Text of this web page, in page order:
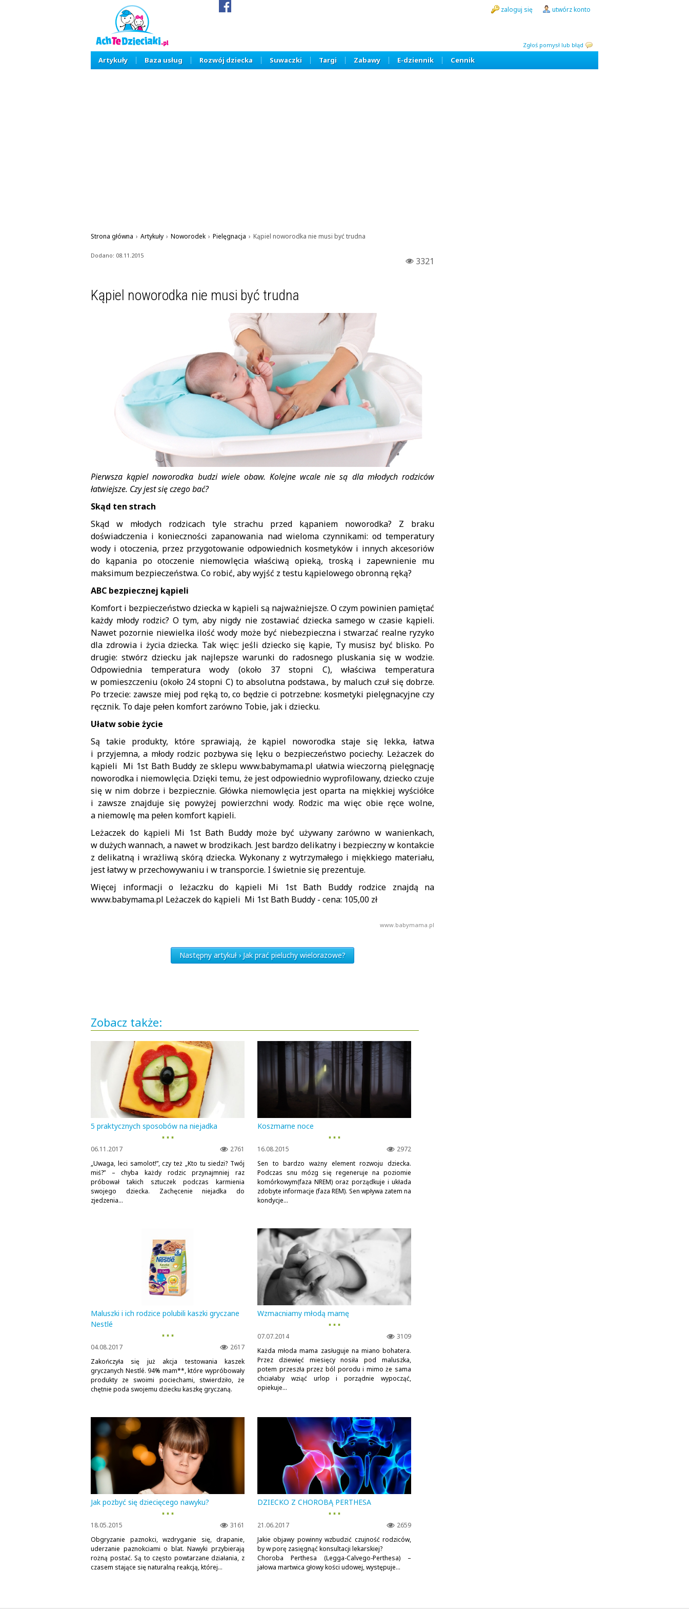
Zgłoś pomysł lub błąd
zaloguj się utwórz konto
Artykuły Baza usług Rozwój dziecka Suwaczki Targi Zabawy E-dziennik Cennik
Strona główna › Artykuły › Noworodek › Pielęgnacja › Kąpiel noworodka nie musi być trudna
3321
Dodano: 08.11.2015
Kąpiel noworodka nie musi być trudna
Pierwsza kąpiel noworodka budzi wiele obaw. Kolejne wcale nie są dla młodych rodziców
łatwiejsze. Czy jest się czego bać?
Skąd ten strach
Skąd w młodych rodzicach tyle strachu przed kąpaniem noworodka? Z braku
doświadczenia i konieczności zapanowania nad wieloma czynnikami: od temperatury
wody i otoczenia, przez przygotowanie odpowiednich kosmetyków i innych akcesoriów
do kąpania po otoczenie niemowlęcia właściwą opieką, troską i zapewnienie mu
maksimum bezpieczeństwa. Co robić, aby wyjść z testu kąpielowego obronną ręką?
ABC bezpiecznej kąpieli
Komfort i bezpieczeństwo dziecka w kąpieli są najważniejsze. O czym powinien pamiętać
każdy młody rodzic? O tym, aby nigdy nie zostawiać dziecka samego w czasie kąpieli.
Nawet pozornie niewielka ilość wody może być niebezpieczna i stwarzać realne ryzyko
dla zdrowia i życia dziecka. Tak więc: jeśli dziecko się kąpie, Ty musisz być blisko. Po
drugie: stwórz dziecku jak najlepsze warunki do radosnego pluskania się w wodzie.
Odpowiednia temperatura wody (około 37 stopni C), właściwa temperatura
w pomieszczeniu (około 24 stopni C) to absolutna podstawa., by maluch czuł się dobrze.
Po trzecie: zawsze miej pod ręką to, co będzie ci potrzebne: kosmetyki pielęgnacyjne czy
ręcznik. To daje pełen komfort zarówno Tobie, jak i dziecku.
Ułatw sobie życie
Są takie produkty, które sprawiają, że kąpiel noworodka staje się lekka, łatwa
i przyjemna, a młody rodzic pozbywa się lęku o bezpieczeństwo pociechy. Leżaczek do
kąpieli Mi 1st Bath Buddy ze sklepu www.babymama.pl ułatwia wieczorną pielęgnację
noworodka i niemowlęcia. Dzięki temu, że jest odpowiednio wyprofilowany, dziecko czuje
się w nim dobrze i bezpiecznie. Główka niemowlęcia jest oparta na miękkiej wyściółce
i zawsze znajduje się powyżej powierzchni wody. Rodzic ma więc obie ręce wolne,
a niemowlę ma pełen komfort kąpieli.
Leżaczek do kąpieli Mi 1st Bath Buddy może być używany zarówno w wanienkach,
w dużych wannach, a nawet w brodzikach. Jest bardzo delikatny i bezpieczny w kontakcie
z delikatną i wrażliwą skórą dziecka. Wykonany z wytrzymałego i miękkiego materiału,
jest łatwy w przechowywaniu i w transporcie. I świetnie się prezentuje.
Więcej informacji o leżaczku do kąpieli Mi 1st Bath Buddy rodzice znajdą na
www.babymama.pl Leżaczek do kąpieli Mi 1st Bath Buddy - cena: 105,00 zł
www.babymama.pl
Następny artykuł › Jak prać pieluchy wielorazowe?
Zobacz także:
5 praktycznych sposobów na niejadka
▪ ▪ ▪
2761
06.11.2017
„Uwaga, leci samolot!”, czy też „Kto tu siedzi? Twój
miś?” – chyba każdy rodzic przynajmniej raz
próbował takich sztuczek podczas karmienia
swojego dziecka. Zachęcenie niejadka do
zjedzenia...
Koszmarne noce
▪ ▪ ▪
2972
16.08.2015
Sen to bardzo ważny element rozwoju dziecka.
Podczas snu mózg się regeneruje na poziomie
komórkowym(faza NREM) oraz porządkuje i układa
zdobyte informacje (faza REM). Sen wpływa zatem na
kondycje...
Maluszki i ich rodzice polubili kaszki gryczane
Nestlé
▪ ▪ ▪
2617
04.08.2017
Zakończyła się już akcja testowania kaszek
gryczanych Nestlé. 94% mam**, które wypróbowały
produkty ze swoimi pociechami, stwierdziło, że
chętnie poda swojemu dziecku kaszkę gryczaną.
Wzmacniamy młodą mamę
▪ ▪ ▪
3109
07.07.2014
Każda młoda mama zasługuje na miano bohatera.
Przez dziewięć miesięcy nosiła pod maluszka,
potem przeszła przez ból porodu i mimo że sama
chciałaby wziąć urlop i porządnie wypocząć,
opiekuje...
Jak pozbyć się dziecięcego nawyku?
▪ ▪ ▪
3161
18.05.2015
Obgryzanie paznokci, wzdryganie się, drapanie,
uderzanie paznokciami o blat. Nawyki przybierają
rożną postać. Są to często powtarzane działania, z
czasem stające się naturalną reakcją, której...
DZIECKO Z CHOROBĄ PERTHESA
▪ ▪ ▪
2659
21.06.2017
Jakie objawy powinny wzbudzić czujność rodziców,
by w porę zasięgnąć konsultacji lekarskiej?
Choroba Perthesa (Legga-Calvego-Perthesa) –
jałowa martwica głowy kości udowej, występuje...